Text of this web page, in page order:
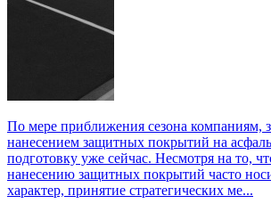
По мере приближения сезона компаниям,
нанесением защитных покрытий на
подготовку уже сейчас. Несмотря на то,
нанесению защитных покрытий часто
характер, принятие стратегических ме...